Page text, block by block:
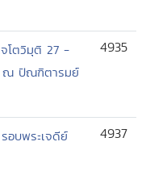
โตวิมุติ 27 -
ณ ปัณฑิตารมย์
4935
อบพระเจดีย์
4937